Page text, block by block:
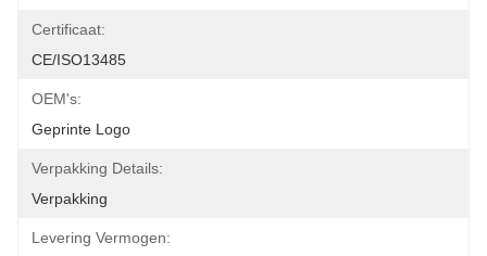
Certificaat:
CE/ISO13485
OEM's:
Geprinte Logo
Verpakking Details:
Verpakking
Levering Vermogen: